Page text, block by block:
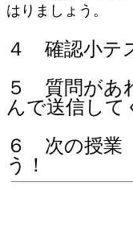
はりましょう。
４ 確認小
５ 質問があ
んで送信して
６ 次の授業
う！